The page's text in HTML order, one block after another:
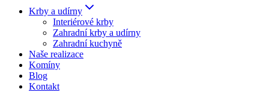
Krby a udírny
Interiérové krby
Zahradní krby a udírny
Zahradní kuchyně
Naše realizace
Komíny
Blog
Kontakt